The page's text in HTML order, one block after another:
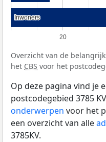
20
Inwoners
Inwoners
Overzicht van de
het CBS voor het
Op deze pagina vind je
postcodegebied 3785
onderwerpen voor het
een overzicht van alle
3785KV.